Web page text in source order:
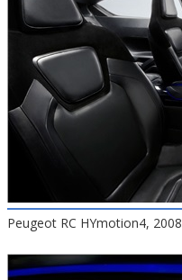
Peugeot RC HYmotion4, 2008